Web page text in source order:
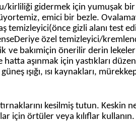
kirliliği gidermek için yumuşak bir
temiz, emici bir bezle.
temizleyici(önce gizli alanı test
seDeriye özel temizleyici/
ve bakımiçin önerilir derin lekeler
hatta aşınmak için yastıkları
ışığı, ısı kaynakları,
tırnaklarını kesilmiş tutun.
için örtüler veya kılıflar kullanın.